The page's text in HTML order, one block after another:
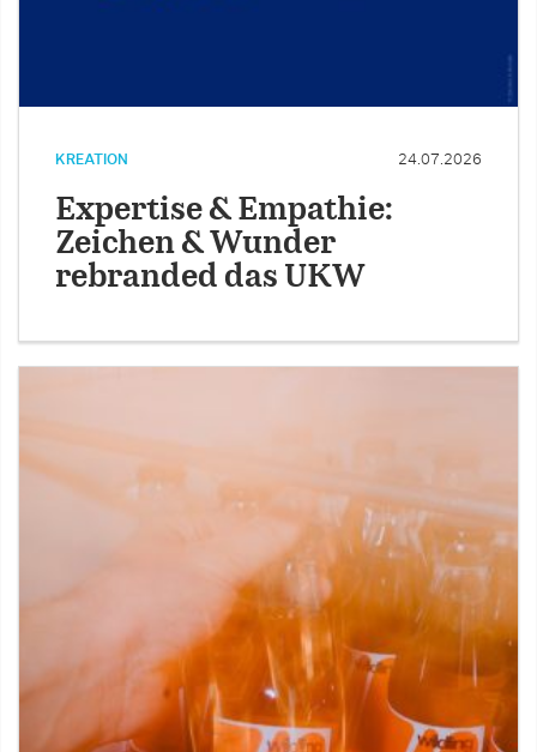
KREATION 24.07.2026
Expertise & Empathie:
Zeichen & Wunder
rebranded das UKW